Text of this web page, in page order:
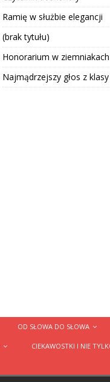
Ramię w służbie elegancji
(brak tytułu)
Honorarium w ziemniakach
Najmądrzejszy głos z klasy
OD SŁOWA DO SŁOWA
CIEKAWOSTKI I NIE